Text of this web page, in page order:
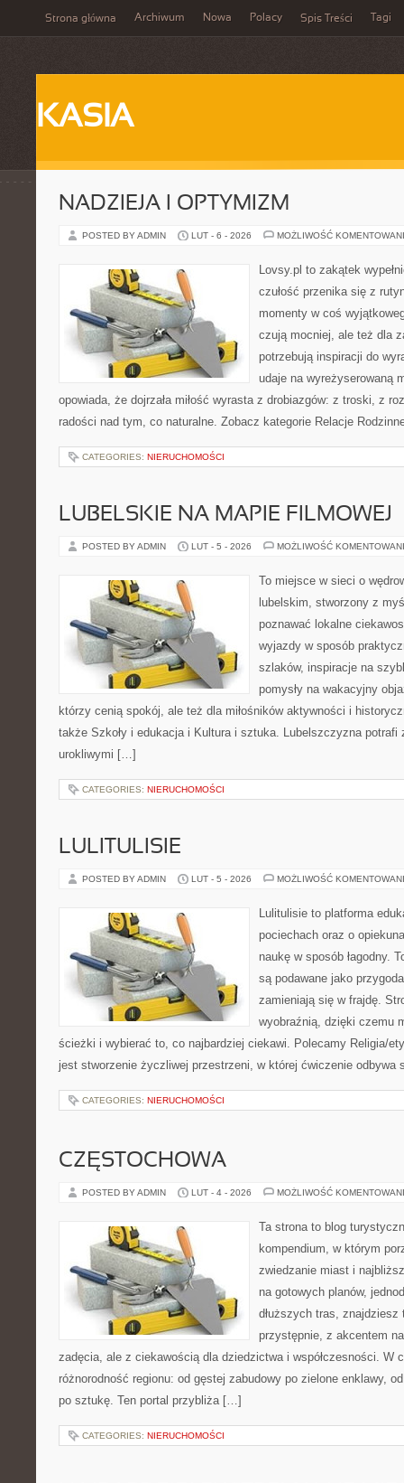
Strona główna Archiwum Nowa Polacy Spis Treści Tagi
KASIA
NADZIEJA I OPTYMIZM
POSTED BY ADMIN LUT - 6 - 2026 MOŻLIWOŚĆ
Lovsy.pl to zakątek
czułość przenika się z
momenty w coś
czują mocniej, ale też dla
potrzebują inspiracji do
udaje na wyreżyserowaną
opowiada, że dojrzała miłość wyrasta z drobiazgów: z troski, z
radości nad tym, co naturalne. Zobacz kategorie Relacje
CATEGORIES: NIERUCHOMOŚCI
LUBELSKIE NA MAPIE FILMOWEJ
POSTED BY ADMIN LUT - 5 - 2026 MOŻLIWOŚĆ
To miejsce w sieci o
lubelskim, stworzony z
poznawać lokalne
wyjazdy w sposób
szlaków, inspiracje na
pomysły na wakacyjny
którzy cenią spokój, ale też dla miłośników aktywności i
także Szkoły i edukacja i Kultura i sztuka. Lubelszczyzna potrafi
urokliwymi […]
CATEGORIES: NIERUCHOMOŚCI
LULITULISIE
POSTED BY ADMIN LUT - 5 - 2026 MOŻLIWOŚĆ
Lulitulisie to platforma
pociechach oraz o
naukę w sposób łagodny.
są podawane jako
zamieniają się w frajdę.
wyobraźnią, dzięki czemu
ścieżki i wybierać to, co najbardziej ciekawi. Polecamy Religia/
jest stworzenie życzliwej przestrzeni, w której ćwiczenie
CATEGORIES: NIERUCHOMOŚCI
CZĘSTOCHOWA
POSTED BY ADMIN LUT - 4 - 2026 MOŻLIWOŚĆ
Ta strona to blog
kompendium, w którym
zwiedzanie miast i
na gotowych planów,
dłuższych tras, znajdziesz
przystępnie, z akcentem
zadęcia, ale z ciekawością dla dziedzictwa i współczesności. W
różnorodność regionu: od gęstej zabudowy po zielone enklawy,
po sztukę. Ten portal przybliża […]
CATEGORIES: NIERUCHOMOŚCI